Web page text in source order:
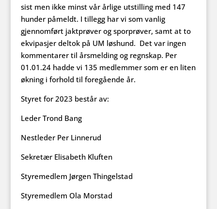
sist men ikke minst vår årlige utstilling med 147
hunder påmeldt. I tillegg har vi som vanlig
gjennomført jaktprøver og sporprøver, samt at to
ekvipasjer deltok på UM løshund. Det var ingen
kommentarer til årsmelding og regnskap. Per
01.01.24 hadde vi 135 medlemmer som er en liten
økning i forhold til foregående år.
Styret for 2023 består av:
Leder Trond Bang
Nestleder Per Linnerud
Sekretær Elisabeth Kluften
Styremedlem Jørgen Thingelstad
Styremedlem Ola Morstad